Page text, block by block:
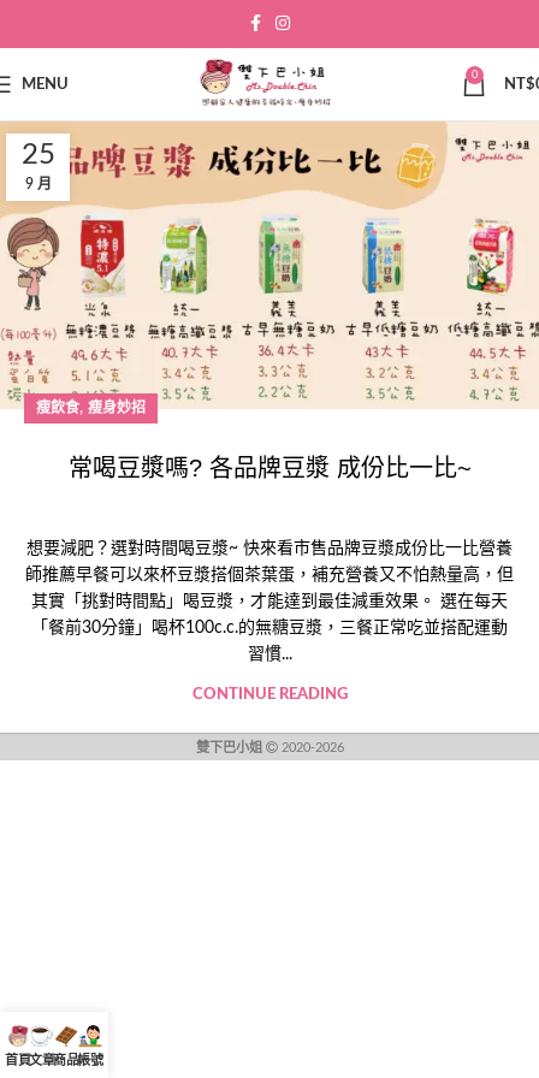
MENU
0
NT$
25
9 月
瘦飲食, 瘦身妙招
常喝豆漿嗎? 各品牌豆漿 成份比一比~
想要減肥？選對時間喝豆漿~ 快來看市售品牌豆漿成份比一比營養
師推薦早餐可以來杯豆漿搭個茶葉蛋，補充營養又不怕熱量高，但
其實「挑對時間點」喝豆漿，才能達到最佳減重效果。 選在每天
「餐前30分鐘」喝杯100c.c.的無糖豆漿，三餐正常吃並搭配運動
習慣...
CONTINUE READING
雙下巴小姐 2020-2026
首頁文章商品帳號